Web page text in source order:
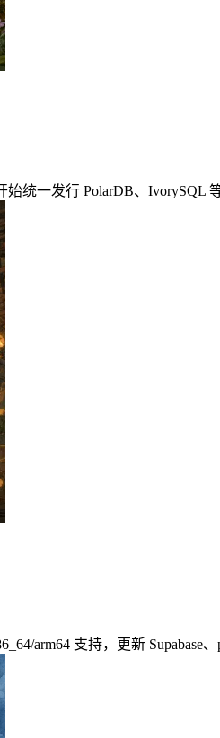
统一发行 PolarDB、IvorySQL
arm64 支持，更新 Supabase